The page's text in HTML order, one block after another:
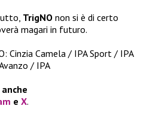
TrigNO non si è di certo
magari in futuro.
Cinzia Camela / IPA Sport / IPA
/ IPA
anche
e X.